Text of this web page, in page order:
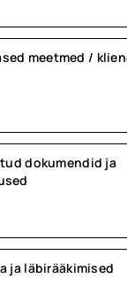
meetmed /
dokumendid ja
ja läbirääkimised